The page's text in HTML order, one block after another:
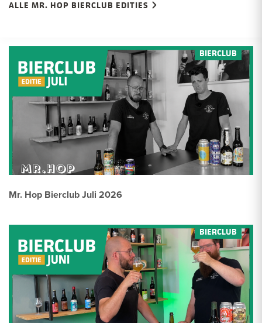
ALLE MR. HOP BIERCLUB EDITIES
Mr. Hop Bierclub Juli 2026